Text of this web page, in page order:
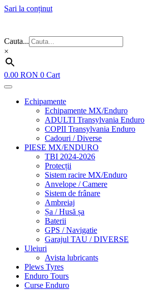
Sari la conținut
Cauta...
×
0.00 RON 0 Cart
Echipamente
Echipamente MX/Enduro
ADULTI Transylvania Enduro
COPII Transylvania Enduro
Cadouri / Diverse
PIESE MX/ENDURO
TBI 2024-2026
Protecții
Sistem racire MX/Enduro
Anvelope / Camere
Sistem de frânare
Ambreiaj
Șa / Husă șa
Baterii
GPS / Navigatie
Garajul TAU / DIVERSE
Uleiuri
Avista lubricants
Plews Tyres
Enduro Tours
Curse Enduro